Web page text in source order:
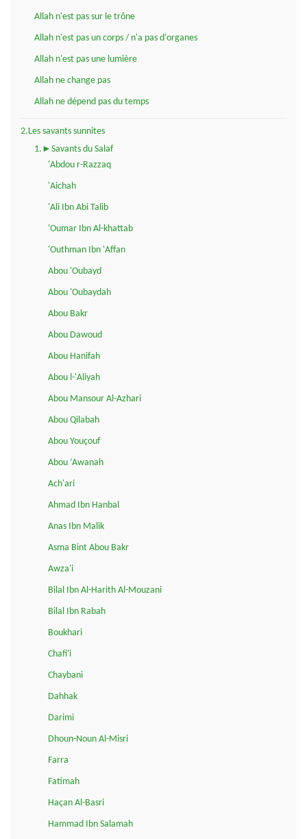
Allah n'est pas sur le trône
Allah n'est pas un corps / n'a pas d'organes
Allah n'est pas une lumière
Allah ne change pas
Allah ne dépend pas du temps
2.Les savants sunnites
1.►Savants du Salaf
'Abdou r-Razzaq
'Aichah
'Ali Ibn Abi Talib
'Oumar Ibn Al-khattab
'Outhman Ibn 'Affan
Abou 'Oubayd
Abou 'Oubaydah
Abou Bakr
Abou Dawoud
Abou Hanifah
Abou l-'Aliyah
Abou Mansour Al-Azhari
Abou Qilabah
Abou Youçouf
Abou ‘Awanah
Ach'ari
Ahmad Ibn Hanbal
Anas Ibn Malik
Asma Bint Abou Bakr
Awza'i
Bilal Ibn Al-Harith Al-Mouzani
Bilal Ibn Rabah
Boukhari
Chafi'i
Chaybani
Dahhak
Darimi
Dhoun-Noun Al-Misri
Farra
Fatimah
Haçan Al-Basri
Hammad Ibn Salamah